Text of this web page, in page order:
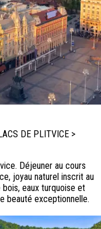
DE PLITVICE >
Déjeuner au cours
joyau naturel inscrit au
bois, eaux turquoise et
beauté exceptionnelle.